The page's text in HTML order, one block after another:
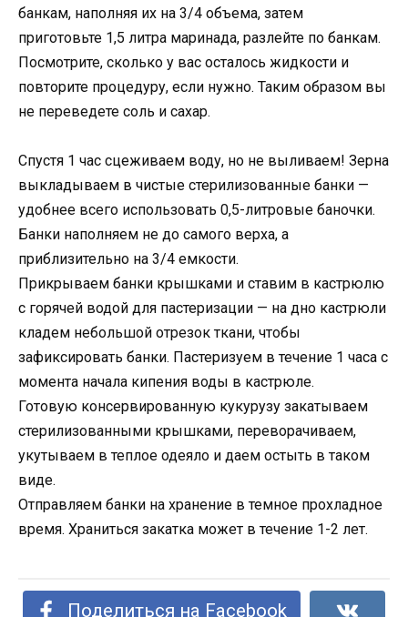
банкам, наполняя их на 3/4 объема, затем
приготовьте 1,5 литра маринада, разлейте по банкам.
Посмотрите, сколько у вас осталось жидкости и
повторите процедуру, если нужно. Таким образом вы
не переведете соль и сахар.
Спустя 1 час сцеживаем воду, но не выливаем! Зерна
выкладываем в чистые стерилизованные банки —
удобнее всего использовать 0,5-литровые баночки.
Банки наполняем не до самого верха, а
приблизительно на 3/4 емкости.
Прикрываем банки крышками и ставим в кастрюлю
с горячей водой для пастеризации — на дно кастрюли
кладем небольшой отрезок ткани, чтобы
зафиксировать банки. Пастеризуем в течение 1 часа с
момента начала кипения воды в кастрюле.
Готовую консервированную кукурузу закатываем
стерилизованными крышками, переворачиваем,
укутываем в теплое одеяло и даем остыть в таком
виде.
Отправляем банки на хранение в темное прохладное
время. Храниться закатка может в течение 1-2 лет.
Поделиться на Facebook